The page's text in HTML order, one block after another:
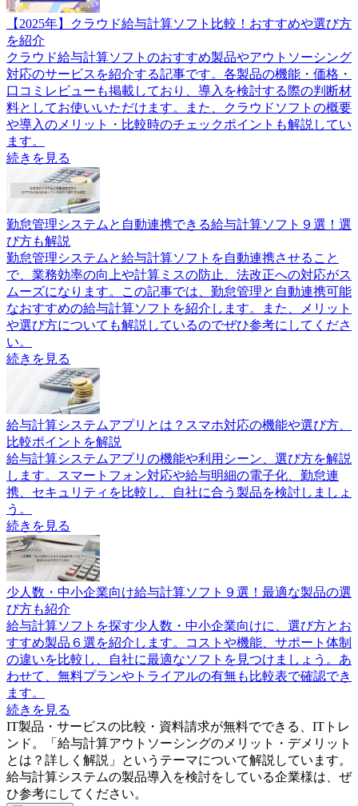
【2025年】クラウド給与計算ソフト比較！おすすめや選び方
を紹介
クラウド給与計算ソフトのおすすめ製品やアウトソーシング
対応のサービスを紹介する記事です。各製品の機能・価格・
口コミレビューも掲載しており、導入を検討する際の判断材
料としてお使いいただけます。また、クラウドソフトの概要
や導入のメリット・比較時のチェックポイントも解説してい
ます。
続きを見る
勤怠管理システムと自動連携できる給与計算ソフト９選！選
び方も解説
勤怠管理システムと給与計算ソフトを自動連携させること
で、業務効率の向上や計算ミスの防止、法改正への対応がス
ムーズになります。この記事では、勤怠管理と自動連携可能
なおすすめの給与計算ソフトを紹介します。また、メリット
や選び方についても解説しているのでぜひ参考にしてくださ
い。
続きを見る
給与計算システムアプリとは？スマホ対応の機能や選び方、
比較ポイントを解説
給与計算システムアプリの機能や利用シーン、選び方を解説
します。スマートフォン対応や給与明細の電子化、勤怠連
携、セキュリティを比較し、自社に合う製品を検討しましょ
う。
続きを見る
少人数・中小企業向け給与計算ソフト９選！最適な製品の選
び方も紹介
給与計算ソフトを探す少人数・中小企業向けに、選び方とお
すすめ製品６選を紹介します。コストや機能、サポート体制
の違いを比較し、自社に最適なソフトを見つけましょう。あ
わせて、無料プランやトライアルの有無も比較表で確認でき
ます。
続きを見る
IT製品・サービスの比較・資料請求が無料でできる、ITトレ
ンド。「 給与計算アウトソーシングのメリット・デメリット
とは？詳しく解説 」というテーマについて解説しています。
給与計算システムの製品導入を検討をしている企業様は、ぜ
ひ参考にしてください。